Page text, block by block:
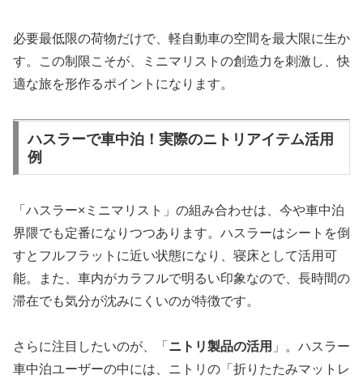
必要最低限の荷物だけで、軽自動車の空間を最大限に生か
す。この制限こそが、ミニマリストの創造力を刺激し、快
適な旅を形作るポイントになります。
ハスラーで車中泊！実際のニトリアイテム活用
例
「ハスラー×ミニマリスト」の組み合わせは、今や車中泊
界隈でも定番になりつつあります。ハスラーはシートを倒
すとフルフラットに近い状態になり、寝床として活用可
能。また、車内がカラフルで明るい印象なので、長時間の
滞在でも気分が沈みにくいのが特徴です。
さらに注目したいのが、「 ニトリ製品の活用 」。ハスラー
車中泊ユーザーの中には、ニトリの「折りたたみマットレ